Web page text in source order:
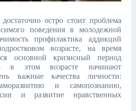
остро стоит проблема
поведения в молодежной
профилактика аддикций
возрасте, на время
основной кризисный период
в этом возрасте начинают
важные качества личности:
и самопознанию,
и развитие нравственных